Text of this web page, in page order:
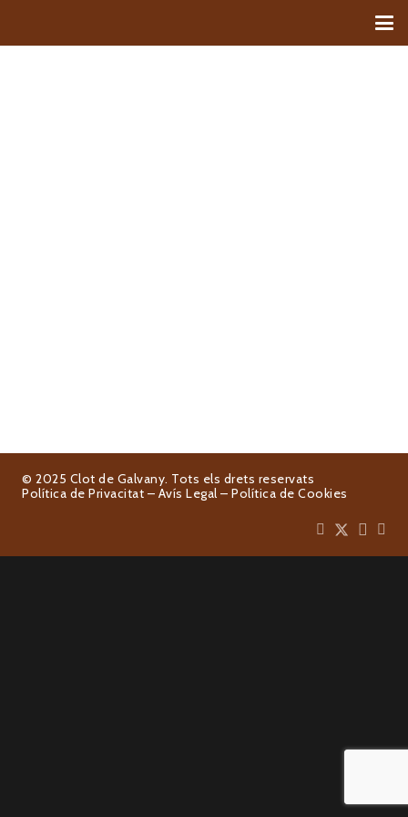
© 2025 Clot de Galvany. Tots els drets reservats
Política de Privacitat – Avís Legal – Política de Cookies